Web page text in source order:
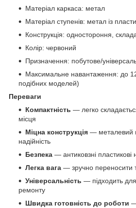
Матеріал каркаса: метал
Матеріал ступенів: метал із
Конструкція: одностороння,
Колір: червоний
Призначення: побутове/
Максимальне навантаження: до
подібних моделей)
Переваги
Компактність — легко
місця
Міцна конструкція — металевий
надійність
Безпека — антиковзні пластикові
Легка вага — зручно переносити
Універсальність — підходить
ремонту
Швидка готовність до роботи